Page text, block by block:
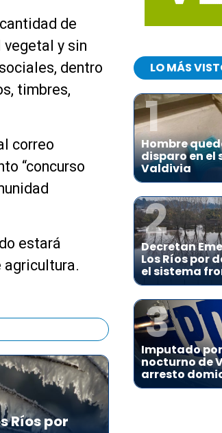
de
vegetal y sin
dentro
timbres,
correo
“concurso
estará
agricultura.
Ríos por
LO MÁS
1
Hombre
disparo en el
Valdivia
2
Decretan
Los Ríos por
el sistema
3
Imputado
nocturno de
arresto